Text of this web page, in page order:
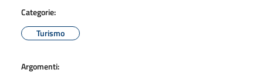
Categorie:
Turismo
Argomenti: